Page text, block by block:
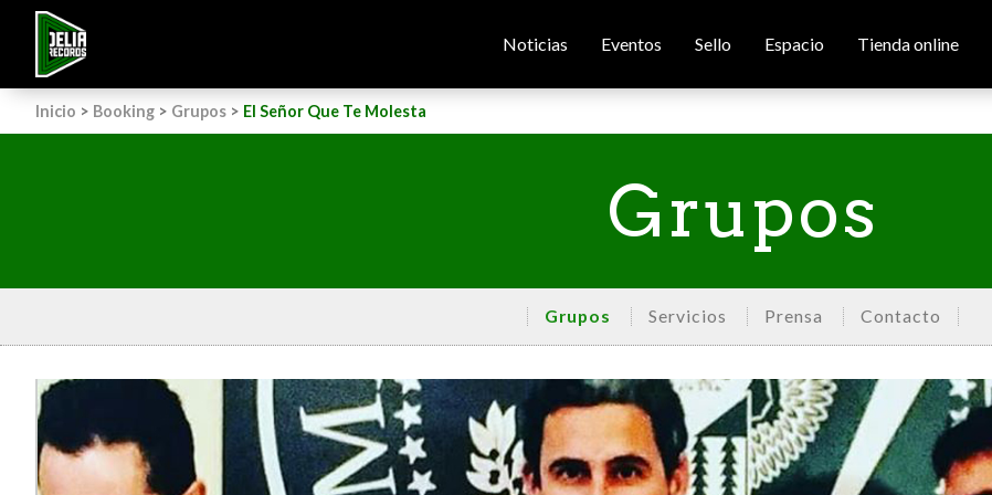
Noticias Eventos Sello Espacio Tienda online
Inicio > Booking > Grupos > El Señor Que Te Molesta
Grupos
Grupos Servicios Prensa Contacto